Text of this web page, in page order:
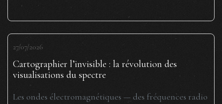
27/07/2026
Cartographier l’invisible : la révolution des
visualisations du spectre
Les ondes électromagnétiques — des fréquences radio